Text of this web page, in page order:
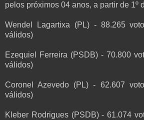
pelos próximos 04 anos, a partir de 1º
Wendel Lagartixa (PL) - 88.265
válidos)
Ezequiel Ferreira (PSDB) - 70.800
válidos)
Coronel Azevedo (PL) - 62.607
válidos)
Kleber Rodrigues (PSDB) - 61.074